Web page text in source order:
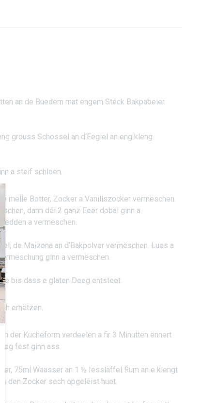
an de Buedem mat engem Stéck Bakpabeier
grouss Schossel an d‘Eegiel an eng kleng
a steif schloen.
mëlle Botter, Zocker a Vanillszocker vermëschen.
dann déi 2 ganz Eeër dobäi ginn a
a vermëschen.
de Maizena an d’Bakpolver vermëschen. Lues a
ginn a vermëschen.
bis dass e glaten Deeg entsteet.
erhëtzen.
an der Kucheform verdeelen a fir 3 Minutten ënnert
fest ginn ass.
75ml Waasser an 1 ½ Iessläffel Rum an e klengt
den Zocker sech opgeléist huet.